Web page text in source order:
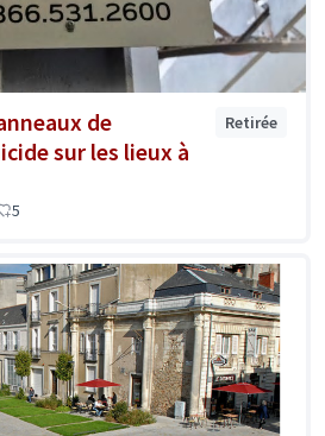
de
sur les lieux à
Retirée
5